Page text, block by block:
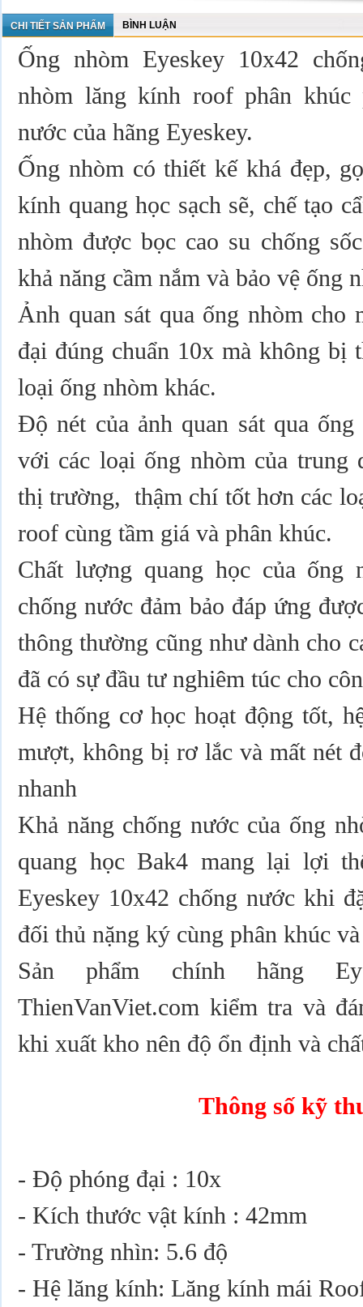
CHI TIẾT SẢN PHẨM BÌNH LUẬN
Ống nhòm Eyeskey 10x42
nhòm lăng kính roof phân khúc
nước của hãng Eyeskey.
Ống nhòm có thiết kế khá đẹp,
kính quang học sạch sẽ, chế tạo
nhòm được bọc cao su chống
khả năng cầm nắm và bảo vệ ống
Ảnh quan sát qua ống nhòm cho
đại đúng chuẩn 10x mà không bị
loại ống nhòm khác.
Độ nét của ảnh quan sát qua
với các loại ống nhòm của trung
thị trường, thậm chí tốt hơn các
roof cùng tầm giá và phân khúc.
Chất lượng quang học của ống
chống nước đảm bảo đáp ứng
thông thường cũng như dành cho
đã có sự đầu tư nghiêm túc cho
Hệ thống cơ học hoạt động tốt,
mượt, không bị rơ lắc và mất nét
nhanh
Khả năng chống nước của ống
quang học Bak4 mang lại lợi
Eyeskey 10x42 chống nước khi
đối thủ nặng ký cùng phân khúc
Sản phẩm chính hãng
ThienVanViet.com kiểm tra và
khi xuất kho nên độ ổn định và
Thông số kỹ
- Độ phóng đại : 10x
- Kích thước vật kính : 42mm
- Trường nhìn: 5.6 độ
- Hệ lăng kính: Lăng kính mái